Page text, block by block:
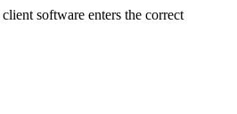
software enters the correct